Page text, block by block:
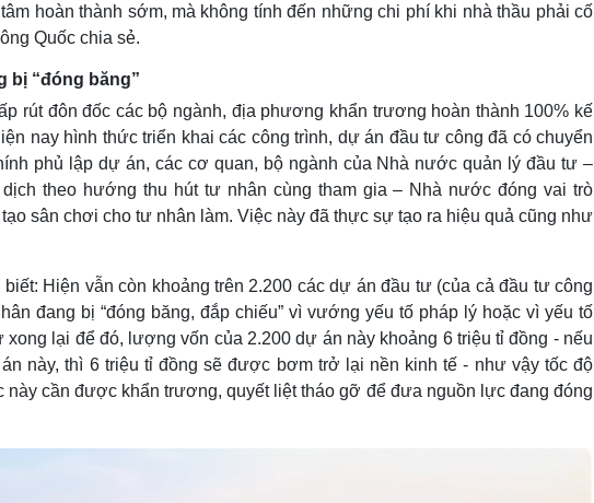
hoàn thành sớm, mà không tính đến những chi phí khi nhà thầu phải cố
Quốc chia sẻ.
bị “đóng băng”
rút đôn đốc các bộ ngành, địa phương khẩn trương hoàn thành 100% kế
nay hình thức triển khai các công trình, dự án đầu tư công đã có chuyển
phủ lập dự án, các cơ quan, bộ ngành của Nhà nước quản lý đầu tư –
theo hướng thu hút tư nhân cùng tham gia – Nhà nước đóng vai trò
sân chơi cho tư nhân làm. Việc này đã thực sự tạo ra hiệu quả cũng như
Hiện vẫn còn khoảng trên 2.200 các dự án đầu tư (của cả đầu tư công
đang bị “đóng băng, đắp chiếu” vì vướng yếu tố pháp lý hoặc vì yếu tố
lại để đó, lượng vốn của 2.200 dự án này khoảng 6 triệu tỉ đồng - nếu
này, thì 6 triệu tỉ đồng sẽ được bơm trở lại nền kinh tế - như vậy tốc độ
cần được khẩn trương, quyết liệt tháo gỡ để đưa nguồn lực đang đóng